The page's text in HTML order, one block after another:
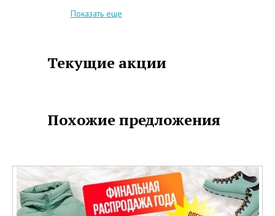
специальных моделей часов и
предложение является
приятные сюрпризы – всё в стиле
Источник:
http://www.evropeisky.ru/news/item/9245/
Показать еще
Текущие акции
Похожие предложения